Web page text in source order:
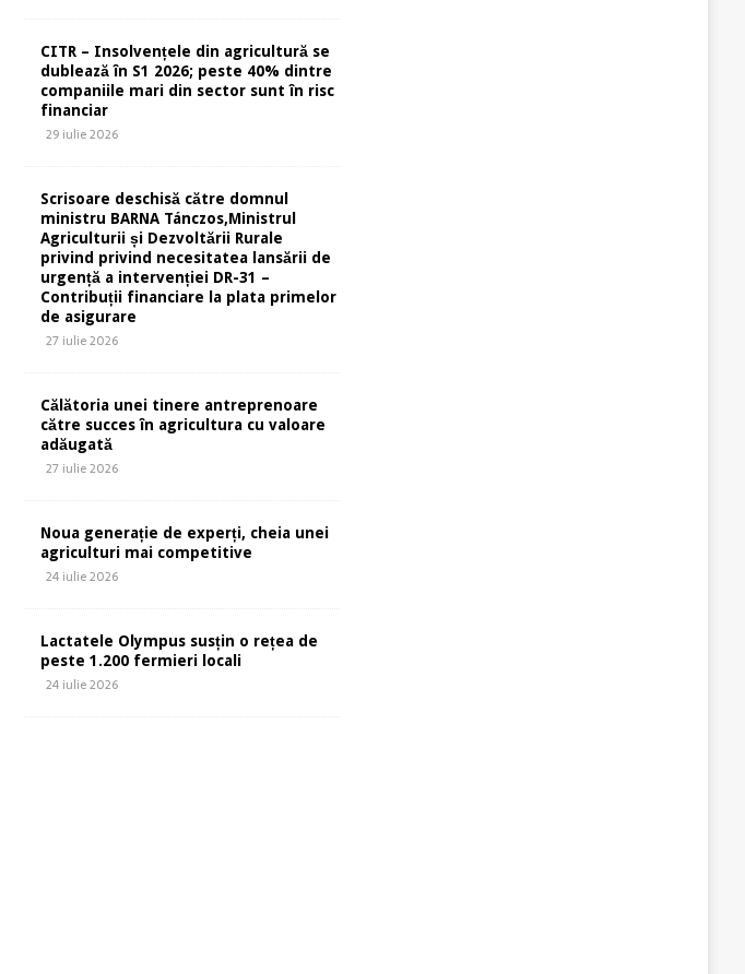
CITR – Insolvențele din agricultură se
dublează în S1 2026; peste 40% dintre
companiile mari din sector sunt în risc
financiar
29 iulie 2026
Scrisoare deschisă către domnul
ministru BARNA Tánczos,Ministrul
Agriculturii și Dezvoltării Rurale
privind privind necesitatea lansării de
urgență a intervenției DR-31 –
Contribuții financiare la plata primelor
de asigurare
27 iulie 2026
Călătoria unei tinere antreprenoare
către succes în agricultura cu valoare
adăugată
27 iulie 2026
Noua generație de experți, cheia unei
agriculturi mai competitive
24 iulie 2026
Lactatele Olympus susțin o rețea de
peste 1.200 fermieri locali
24 iulie 2026